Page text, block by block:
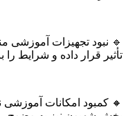
تجهیزات آموزشی
قرار داده و شرایط را
امکانات آموزشی